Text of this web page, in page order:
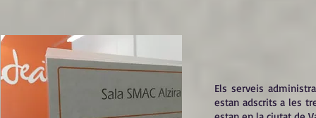
Els serveis
estan adscrits a les